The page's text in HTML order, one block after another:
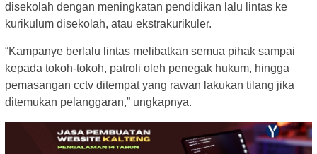
disekolah dengan meningkatan pendidikan lalu lintas ke
kurikulum disekolah, atau ekstrakurikuler.
“Kampanye berlalu lintas melibatkan semua pihak sampai
kepada tokoh-tokoh, patroli oleh penegak hukum, hingga
pemasangan cctv ditempat yang rawan lakukan tilang jika
ditemukan pelanggaran,” ungkapnya.